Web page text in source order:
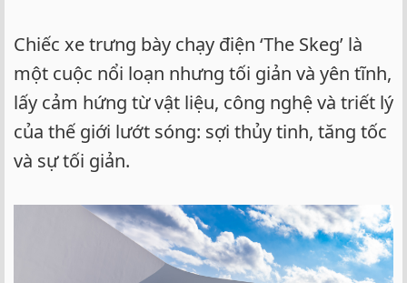
Chiếc xe trưng bày chạy điện ‘The Skeg’ là
một cuộc nổi loạn nhưng tối giản và yên tĩnh,
lấy cảm hứng từ vật liệu, công nghệ và triết lý
của thế giới lướt sóng: sợi thủy tinh, tăng tốc
và sự tối giản.